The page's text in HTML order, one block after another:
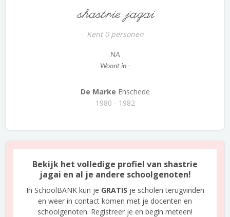
shastrie jagai
Kent 0 personen
NA
Woont in -
De Marke Enschede
1980 - 1982
Bekijk het volledige profiel van shastrie
jagai en al je andere schoolgenoten!
In SchoolBANK kun je GRATIS je scholen terugvinden
en weer in contact komen met je docenten en
schoolgenoten. Registreer je en begin meteen!